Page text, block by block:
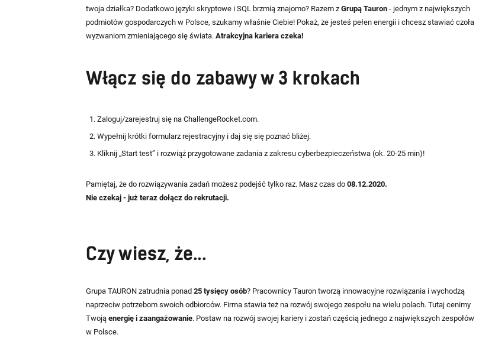
twoja działka? Dodatkowo języki skryptowe i SQL brzmią znajomo? Razem z Grupą Tauron - jednym z największych
podmiotów gospodarczych w Polsce, szukamy właśnie Ciebie! Pokaż, że jesteś pełen energii i chcesz stawiać czoła
wyzwaniom zmieniającego się świata. Atrakcyjna kariera czeka!
Włącz się do zabawy w 3 krokach
Zaloguj/zarejestruj się na ChallengeRocket.com.
Wypełnij krótki formularz rejestracyjny i daj się się poznać bliżej.
Kliknij „Start test” i rozwiąż przygotowane zadania z zakresu cyberbezpieczeństwa (ok. 20-25 min)!
Pamiętaj, że do rozwiązywania zadań możesz podejść tylko raz. Masz czas do 08.12.2020.
Nie czekaj - już teraz dołącz do rekrutacji.
Czy wiesz, że...
Grupa TAURON zatrudnia ponad 25 tysięcy osób? Pracownicy Tauron tworzą innowacyjne rozwiązania i wychodzą
naprzeciw potrzebom swoich odbiorców. Firma stawia też na rozwój swojego zespołu na wielu polach. Tutaj cenimy
Twoją energię i zaangażowanie. Postaw na rozwój swojej kariery i zostań częścią jednego z największych zespołów
w Polsce.